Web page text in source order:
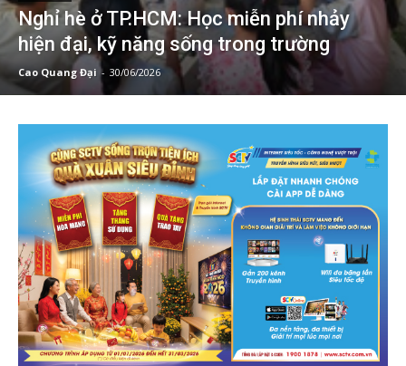
Nghỉ hè ở TP.HCM: Học miễn phí nhảy
hiện đại, kỹ năng sống trong trường
Cao Quang Đại - 30/06/2026